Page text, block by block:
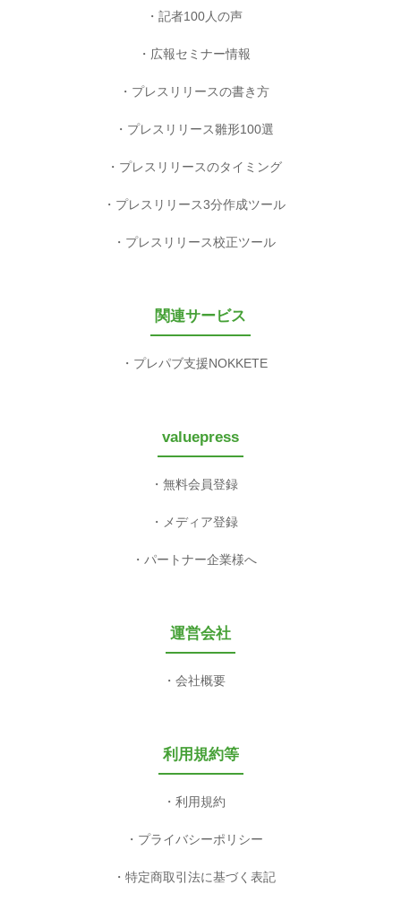
記者100人の声
広報セミナー情報
プレスリリースの書き方
プレスリリース雛形100選
プレスリリースのタイミング
プレスリリース3分作成ツール
プレスリリース校正ツール
関連サービス
プレパブ支援NOKKETE
valuepress
無料会員登録
メディア登録
パートナー企業様へ
運営会社
会社概要
利用規約等
利用規約
プライバシーポリシー
特定商取引法に基づく表記